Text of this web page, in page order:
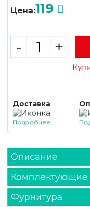
Цена:119
- +
Доставка
Подробнее ...
Описание
Комплектующие
Фурнитура